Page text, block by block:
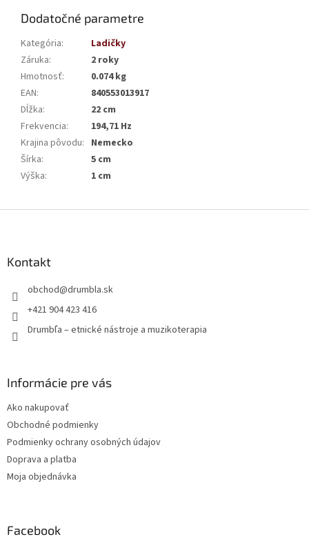
Dodatočné parametre
Kategória:
Ladičky
Záruka:
2 roky
Hmotnosť:
0.074 kg
EAN:
840553013917
Dĺžka:
22 cm
Frekvencia:
194,71 Hz
Krajina pôvodu: Nemecko
Šírka:
5 cm
Výška: 1 cm
Kontakt
obchod@drumbla.sk
+421 904 423 416
Drumbľa – etnické nástroje a muzikoterapia
Informácie pre vás
Ako nakupovať
Obchodné podmienky
Podmienky ochrany osobných údajov
Doprava a platba
Moja objednávka
Facebook